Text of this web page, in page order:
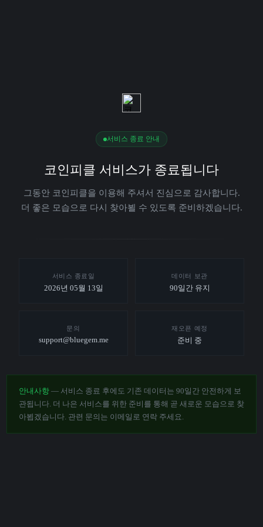
서비스 종료 안내
코인피클 서비스가 종료됩니다
그동안 코인피클을 이용해 주셔서 진심으로 감사합니다.
더 좋은 모습으로 다시 찾아뵐 수 있도록 준비하겠습니다.
서비스 종료일
2026년 05월 13일
데이터 보관
90일간 유지
문의
support@bluegem.me
재오픈 예정
준비 중
안내사항 — 서비스 종료 후에도 기존 데이터는 90일간 안전하게 보
관됩니다. 더 나은 서비스를 위한 준비를 통해 곧 새로운 모습으로 찾
아뵙겠습니다. 관련 문의는 이메일로 연락 주세요.